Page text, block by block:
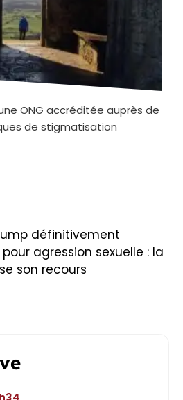
ONG accréditée auprès de
de stigmatisation
définitivement
agression sexuelle : la
son recours